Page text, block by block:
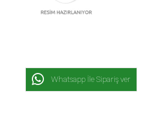
Whatsapp İle Sipariş ver